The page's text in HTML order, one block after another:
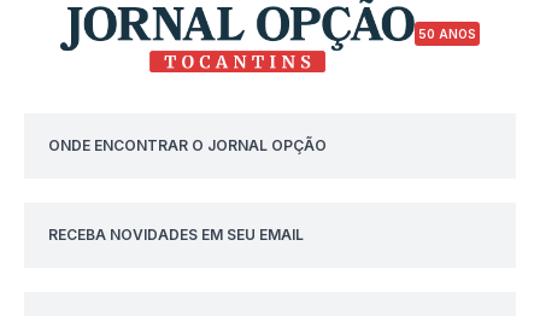
50 ANOS
ONDE ENCONTRAR O JORNAL OPÇÃO
RECEBA NOVIDADES EM SEU EMAIL